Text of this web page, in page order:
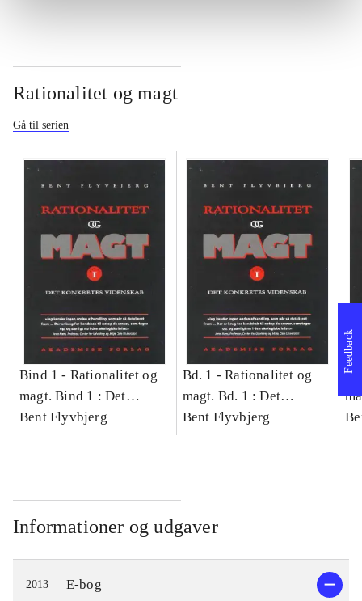
Rationalitet og magt
Gå til serien
Bind 1 - Rationalitet og
magt. Bind 1 : Det
konkretes videnskab
Bent Flyvbjerg
Bd. 1 -Rationalitet og
magt. Bd. 1 : Det
konkretes videnskab
Bent Flyvbjerg
Informationer og udgaver
2013 E-bog
Feedback